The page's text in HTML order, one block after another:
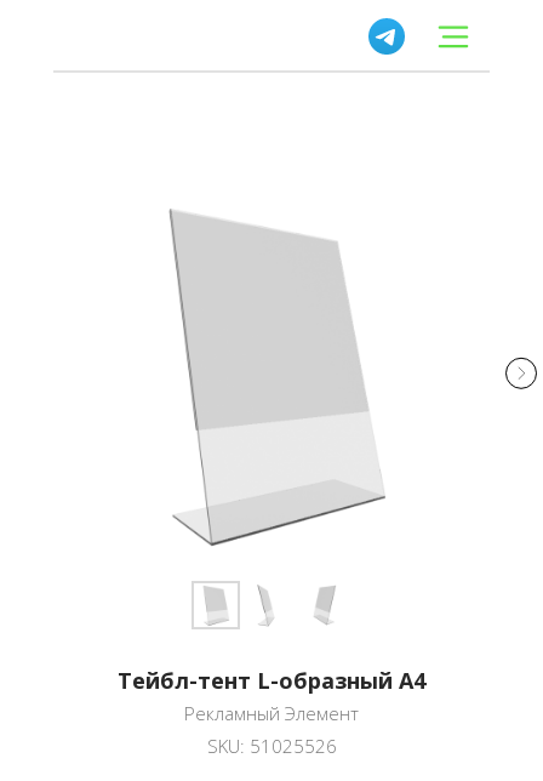
Тейбл-тент L-образный А4
Рекламный Элемент
SKU: 51025526